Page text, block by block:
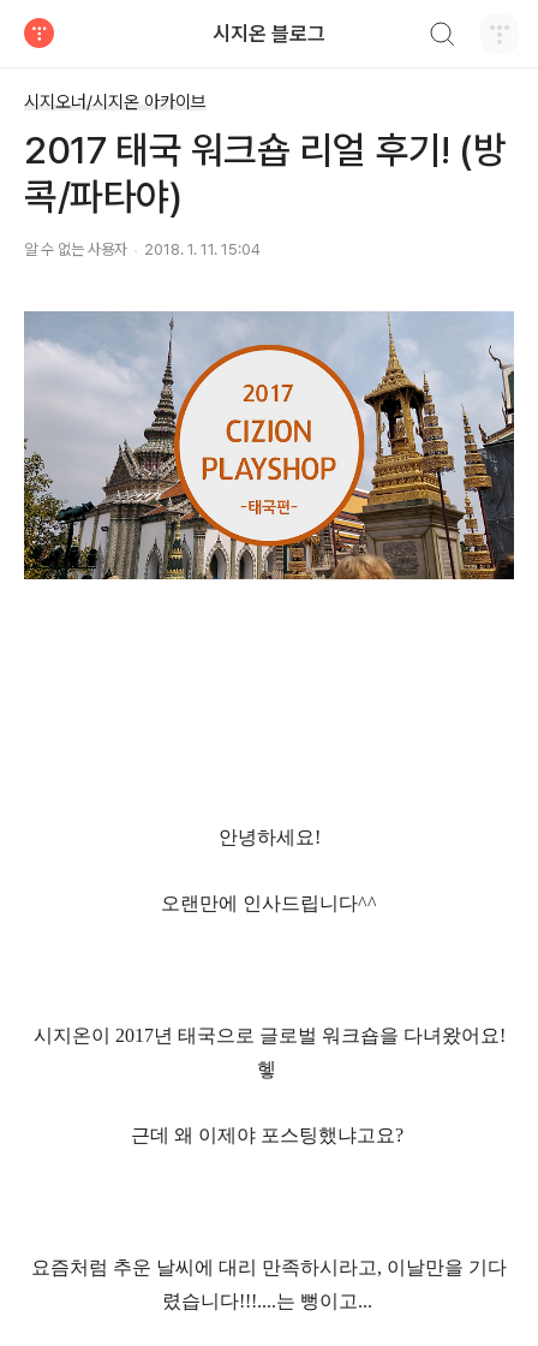
시지온 블로그
시지오너/시지온 아카이브
2017 태국 워크숍 리얼 후기! (방
콕/파타야)
알 수 없는 사용자 2018. 1. 11. 15:04
안녕하세요!
오랜만에 인사드립니다^^
시지온이 2017년 태국으로 글로벌 워크숍을 다녀왔어요!
헿
근데 왜 이제야 포스팅했냐고요?
요즘처럼 추운 날씨에 대리 만족하시라고, 이날만을 기다
렸습니다!!!....는 뻥이고...